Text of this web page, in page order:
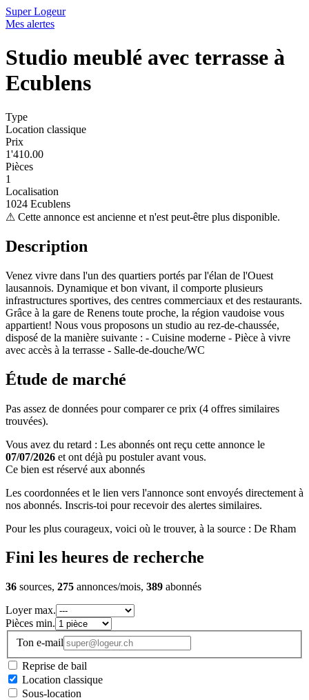
Super Logeur
Mes alertes
Studio meublé avec terrasse à
Ecublens
Type
Location classique
Prix
1'410.00
Pièces
1
Localisation
1024 Ecublens
⚠ Cette annonce est ancienne et n'est peut-être plus disponible.
Description
Venez vivre dans l'un des quartiers portés par l'élan de l'Ouest
lausannois. Dynamique et bon vivant, il comporte plusieurs
infrastructures sportives, des centres commerciaux et des restaurants.
Grâce à la gare de Renens toute proche, la région vaudoise vous
appartient! Nous vous proposons un studio au rez-de-chaussée,
disposé de la manière suivante : - Cuisine moderne - Pièce à vivre
avec accès à la terrasse - Salle-de-douche/WC
Étude de marché
Pas assez de données pour comparer ce prix (4 offres similaires
trouvées).
Vous avez du retard : Les abonnés ont reçu cette annonce le
07/07/2026 et ont déjà pu postuler avant vous.
Ce bien est réservé aux abonnés
Les coordonnées et le lien vers l'annonce sont envoyés directement à
nos abonnés. Inscris-toi pour recevoir des alertes similaires.
Pour les plus courageux, voici où le trouver, à la source : De Rham
Fini les heures de recherche
36 sources, 275 annonces/mois, 389 abonnés
Loyer max.
Pièces min.
Ton e-mail
Reprise de bail
Location classique
Sous-location